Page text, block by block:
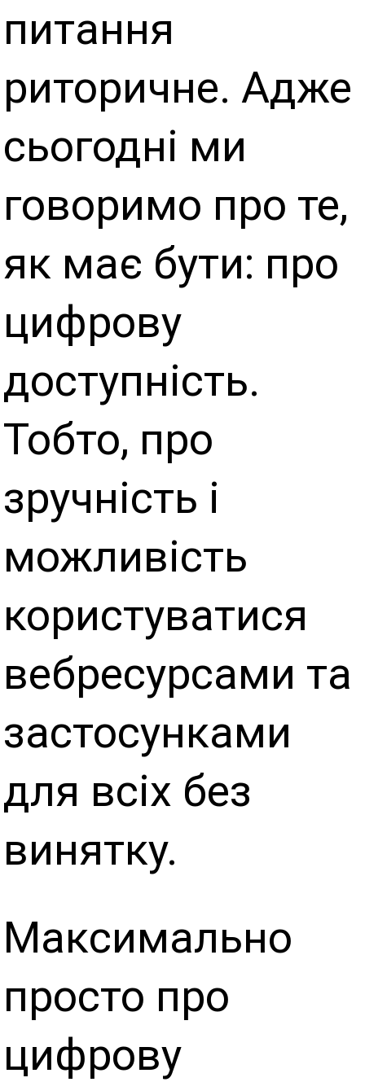
питання
риторичне. Адже
сьогодні ми
говоримо про те,
як має бути: про
цифрову
доступність.
Тобто, про
зручність і
можливість
користуватися
вебресурсами та
застосунками
для всіх без
винятку.
Максимально
просто про
цифрову